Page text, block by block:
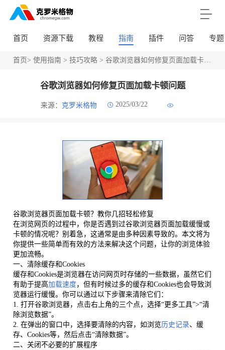
首页 资源下载 教程 指南 插件 问答 专题
首页> 使用指南 > 技巧攻略> 谷歌浏览器如何修复页面加载卡顿问题
谷歌浏览器如何修复页面加载卡顿问题
来源： 克罗米格物 2025/03/22
谷歌浏览器页面加载卡顿？教你几招轻松修复
在浏览网页的过程中，你是否遇到过谷歌浏览器页面加载缓慢或
卡顿的情况呢？别着急，这通常是由多种因素导致的。本文将为
你提供一些简单而有效的方法来解决这个问题，让你的浏览体验
更加流畅。
一、清除缓存和Cookies
缓存和Cookies是浏览器在访问网页时存储的一些数据，虽然它们
有助于提高加载速度 ，但有时候过多的缓存和Cookies也会导致浏
览器运行缓慢。你可以通过以下步骤来清除它们：
1. 打开谷歌浏览器，点击右上角的三个点，选择“更多工具”>“清
除浏览数据”。
2. 在弹出的窗口中，选择要清除的内容，如浏览历史记录、缓
存、Cookies等，然后点击“清除数据”。
二、关闭不必要的扩展程序